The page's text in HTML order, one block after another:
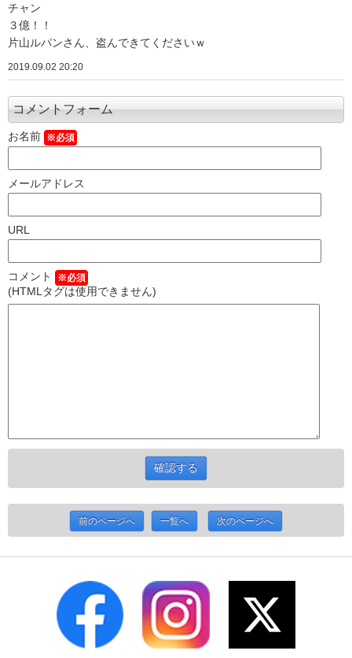
チャン
３億！！
片山ルパンさん、盗んできてくださいｗ
2019.09.02 20:20
コメントフォーム
お名前 ※必須
メールアドレス
URL
コメント ※必須
(HTMLタグは使用できません)
前のページへ 一覧へ 次のページへ